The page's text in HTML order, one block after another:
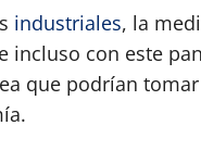
industriales, la
incluso con este
que podrían